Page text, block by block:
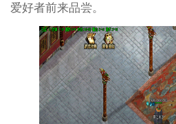
爱好者前来品尝。